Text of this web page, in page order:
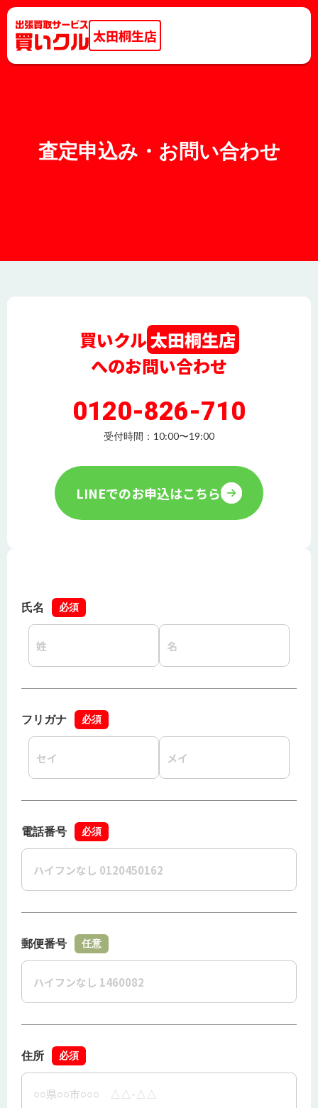
査定申込み・お問い合わせ
買いクル太田桐生店
へのお問い合わせ
0120-826-710
受付時間：10:00〜19:00
LINEでのお申込はこちら
氏名 必須
フリガナ 必須
電話番号 必須
郵便番号 任意
住所 必須
太田桐生店